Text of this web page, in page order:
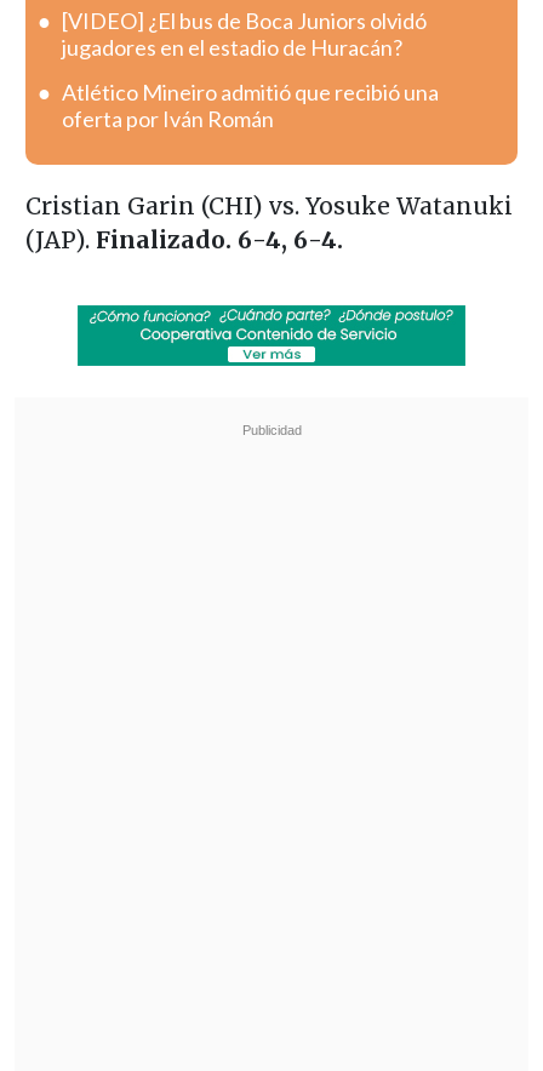
[VIDEO] ¿El bus de Boca Juniors olvidó
jugadores en el estadio de Huracán?
Atlético Mineiro admitió que recibió una
oferta por Iván Román
Cristian Garin (CHI) vs. Yosuke Watanuki
(JAP). Finalizado. 6-4, 6-4.